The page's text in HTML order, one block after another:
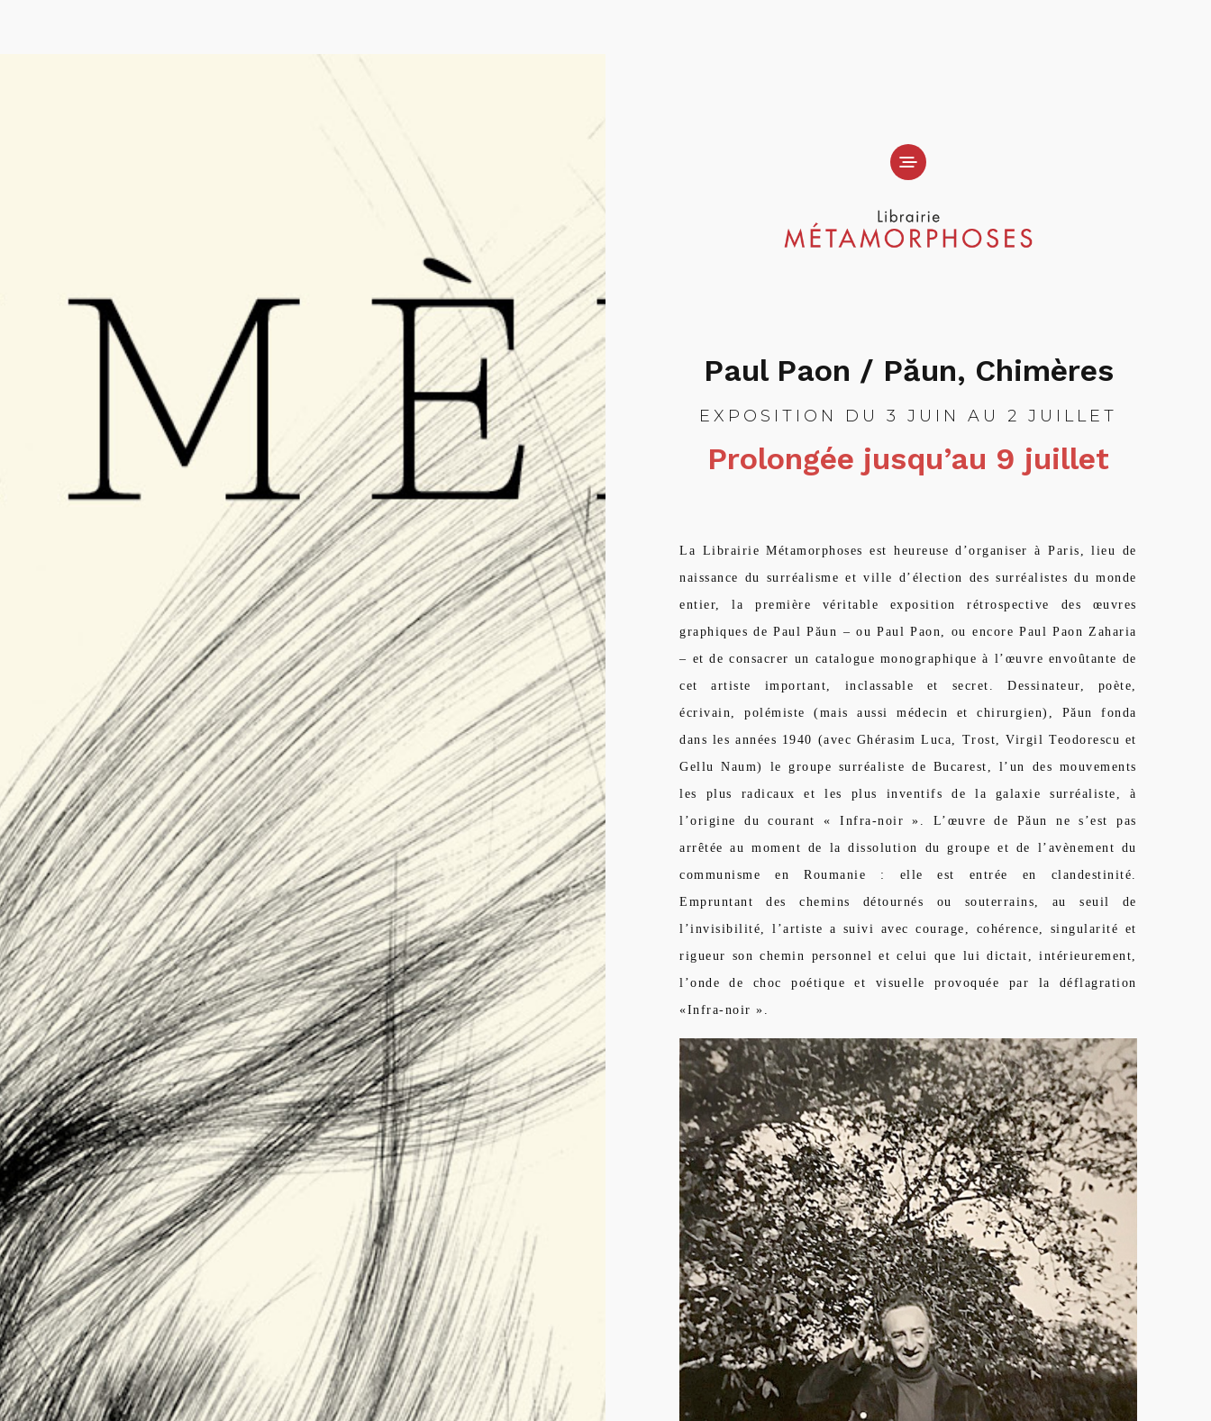
Paul Paon / Păun, Chimères
EXPOSITION DU 3 JUIN AU 2 JUILLET
Prolongée jusqu’au 9 juillet
La Librairie Métamorphoses est heureuse d’organiser à Paris, lieu de
naissance du surréalisme et ville d’élection des surréalistes du monde
entier, la première véritable exposition rétrospective des œuvres
graphiques de Paul Păun – ou Paul Paon, ou encore Paul Paon Zaharia
– et de consacrer un catalogue monographique à l’œuvre envoûtante de
cet artiste important, inclassable et secret. Dessinateur, poète,
écrivain, polémiste (mais aussi médecin et chirurgien), Păun fonda
dans les années 1940 (avec Ghérasim Luca, Trost, Virgil Teodorescu et
Gellu Naum) le groupe surréaliste de Bucarest, l’un des mouvements
les plus radicaux et les plus inventifs de la galaxie surréaliste, à
l’origine du courant « Infra-noir ». L’œuvre de Păun ne s’est pas
arrêtée au moment de la dissolution du groupe et de l’avènement du
communisme en Roumanie : elle est entrée en clandestinité.
Empruntant des chemins détournés ou souterrains, au seuil de
l’invisibilité, l’artiste a suivi avec courage, cohérence, singularité et
rigueur son chemin personnel et celui que lui dictait, intérieurement,
l’onde de choc poétique et visuelle provoquée par la déflagration
«Infra-noir ».